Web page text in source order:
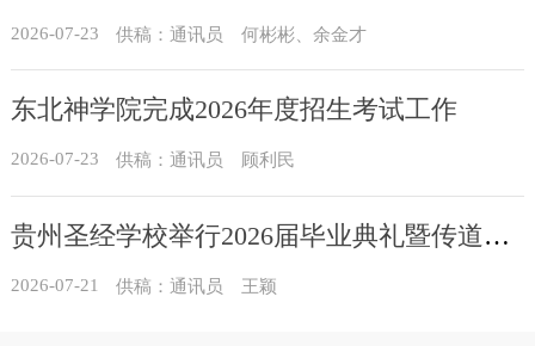
2026-07-23 供稿：通讯员 何彬彬、余金才
东北神学院完成2026年度招生考试工作
2026-07-23 供稿：通讯员 顾利民
贵州圣经学校举行2026届毕业典礼暨传道员培训班结业典礼
2026-07-21 供稿：通讯员 王颖